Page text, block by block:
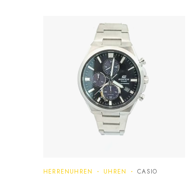
HERRENUHREN UHREN CASIO